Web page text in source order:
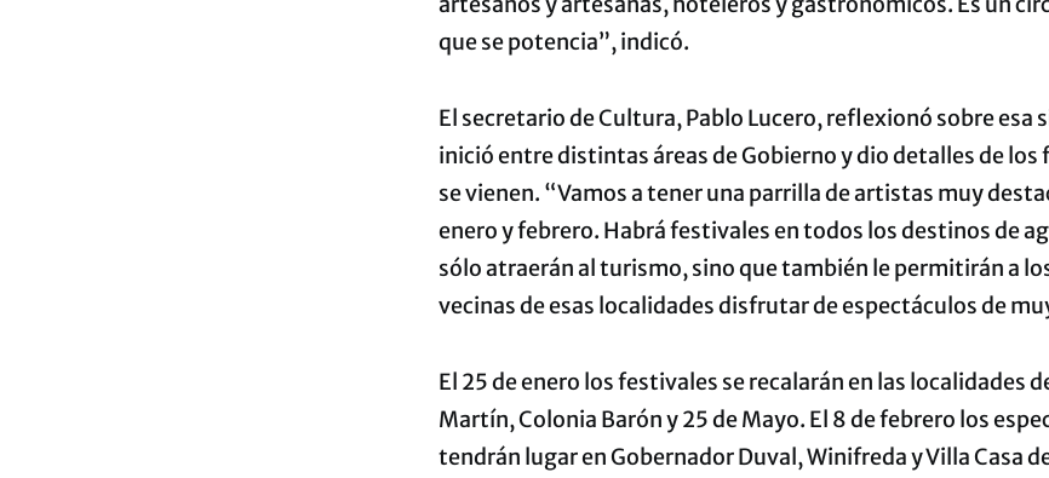
que se potencia”, indicó.
El secretario de Cultura, Pablo Lucero, reflexionó sobre esa
inició entre distintas áreas de Gobierno y dio detalles de los
se vienen. “Vamos a tener una parrilla de artistas muy
enero y febrero. Habrá festivales en todos los destinos de
sólo atraerán al turismo, sino que también le permitirán a
vecinas de esas localidades disfrutar de espectáculos de
El 25 de enero los festivales se recalarán en las localidades
Martín, Colonia Barón y 25 de Mayo. El 8 de febrero los
tendrán lugar en Gobernador Duval, Winifreda y Villa Casa